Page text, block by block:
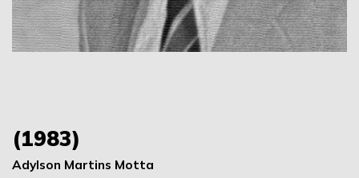
(1983)
Adylson Martins Motta